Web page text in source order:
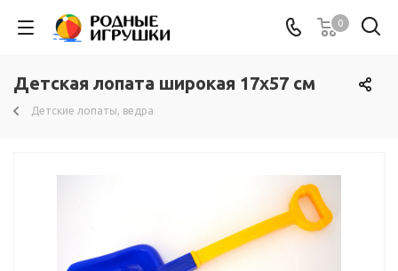
0
Детская лопата широкая 17x57 см
Детские лопаты, ведра